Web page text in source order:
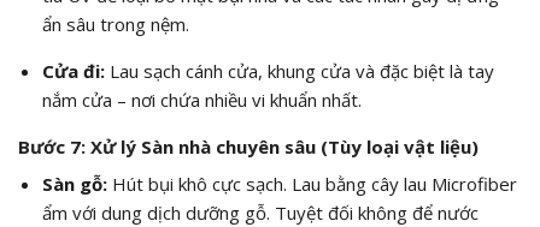
ẩn sâu trong nệm.
Cửa đi:Lau sạch cánh cửa, khung cửa và đặc biệt là tay
nắm cửa – nơi chứa nhiều vi khuẩn nhất.
Bước 7: Xử lý Sàn nhà chuyên sâu (Tùy loại vật liệu)
Sàn gỗ:Hút bụi khô cực sạch. Lau bằng cây lau Microfiber
ẩm với dung dịch dưỡng gỗ. Tuyệt đối không để nước